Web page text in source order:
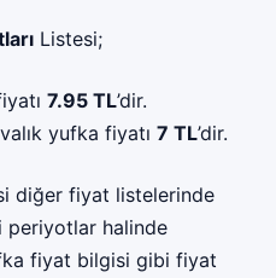
Listesi;
7.95 TL’dir.
yufka fiyatı 7 TL’dir.
diğer fiyat listelerinde
periyotlar halinde
fiyat bilgisi gibi fiyat